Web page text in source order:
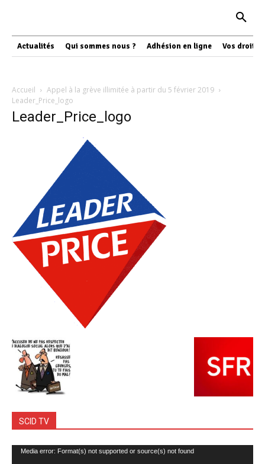
Actualités Qui sommes nous ? Adhésion en ligne Vos droits
Accueil
Appel à la grève illimitée à partir du 5 février 2019
Leader_Price_logo
Leader_Price_logo
SCID TV
Lecteur
Media error: Format(s) not supported or source(s) not found